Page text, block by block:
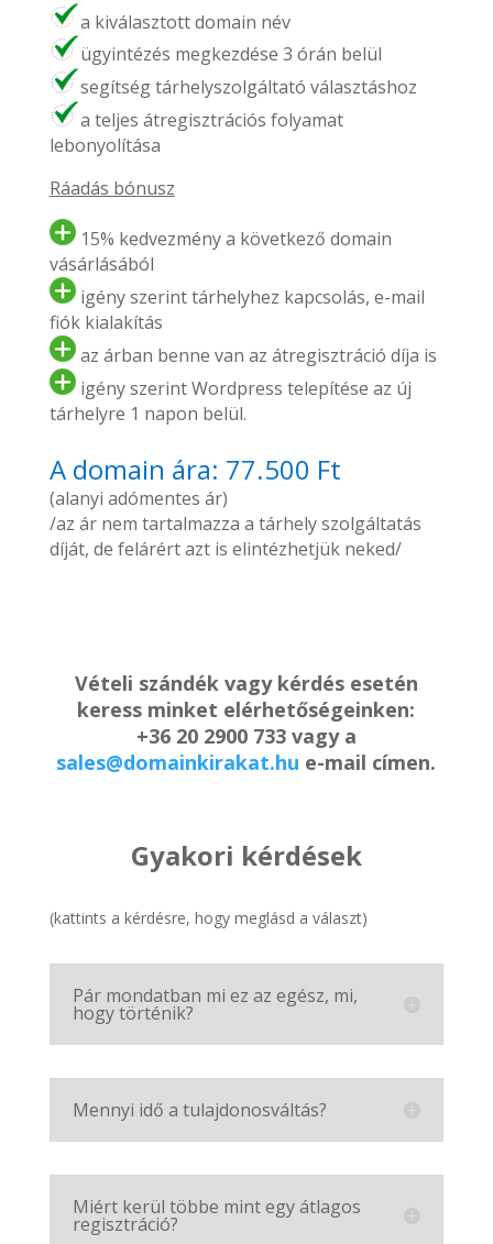
a kiválasztott domain név
ügyintézés megkezdése 3 órán belül
segítség tárhelyszolgáltató választáshoz
a teljes átregisztrációs folyamat
lebonyolítása
Ráadás bónusz
15% kedvezmény a következő domain
vásárlásából
igény szerint tárhelyhez kapcsolás, e-mail
fiók kialakítás
az árban benne van az átregisztráció díja is
igény szerint Wordpress telepítése az új
tárhelyre 1 napon belül.
A domain ára: 77.500 Ft
(alanyi adómentes ár)
/az ár nem tartalmazza a tárhely szolgáltatás
díját, de felárért azt is elintézhetjük neked/
Vételi szándék vagy kérdés esetén
keress minket elérhetőségeinken:
+36 20 2900 733 vagy a
sales@domainkirakat.hu e-mail címen.
Gyakori kérdések
(kattints a kérdésre, hogy meglásd a választ)
Pár mondatban mi ez az egész, mi,
hogy történik?
Mennyi idő a tulajdonosváltás?
Miért kerül többe mint egy átlagos
regisztráció?